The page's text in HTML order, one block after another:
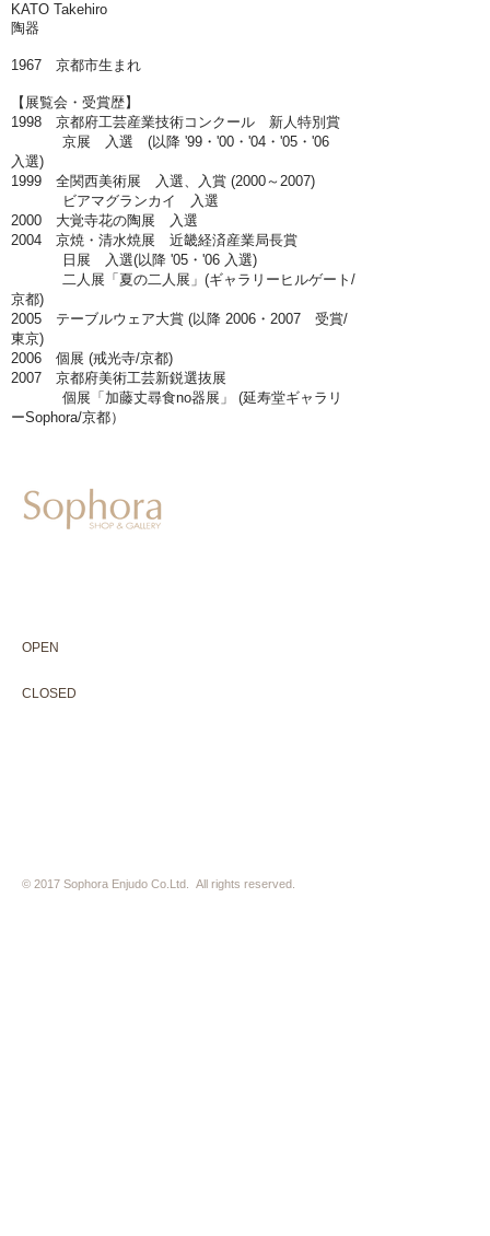
KATO Takehiro
陶器
1967 京都市生まれ
【展覧会・受賞歴】
1998 京都府工芸産業技術コンクール 新人特別賞
京展 入選 (以降 '99・'00・'04・'05・'06
入選)
1999 全関西美術展 入選、入賞 (2000～2007)
ビアマグランカイ 入選
2000 大覚寺花の陶展 入選
2004 京焼・清水焼展 近畿経済産業局長賞
日展 入選(以降 '05・'06 入選)
二人展「夏の二人展」(ギャラリーヒルゲート/
京都)
2005 テーブルウェア大賞 (以降 2006・2007 受賞/
東京)
2006 個展 (戒光寺/京都)
2007 京都府美術工芸新鋭選抜展
個展「加藤丈尋食no器展」 (延寿堂ギャラリ
ーSophora/京都）
OPEN
CLOSED
© 2017 Sophora Enjudo Co.Ltd. All rights reserved.